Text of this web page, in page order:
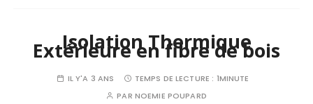
Isolation Thermique
Extérieure en fibre de bois
IL Y'A 3 ANS TEMPS DE LECTURE : 1MINUTE
PAR NOEMIE POUPARD